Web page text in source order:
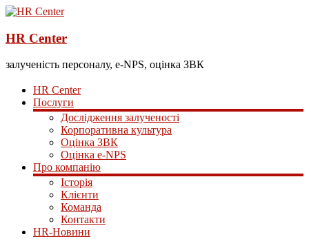
HR Center
залученість персоналу, e-NPS, оцінка ЗВК
HR Center
Послуги
Дослідження залученості
Корпоративна культура
Оцінка ЗВК
Оцінка e-NPS
Про компанію
Історія
Клієнти
Команда
Контакти
HR-Новини